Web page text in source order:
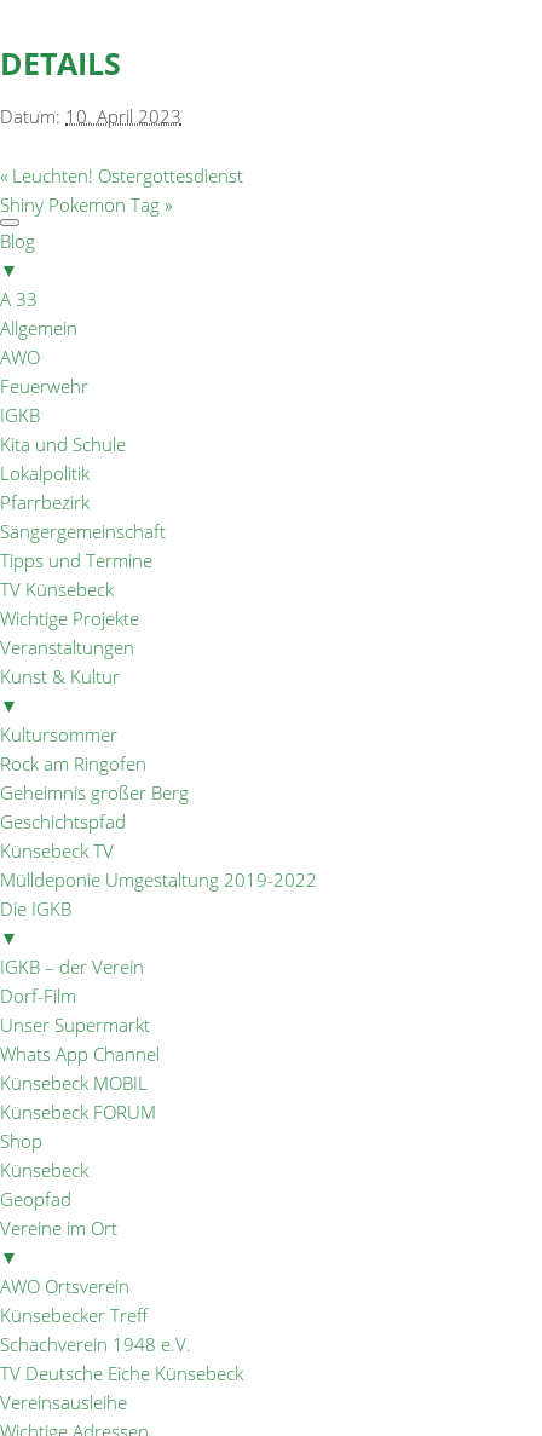
DETAILS
Datum: 10. April 2023
« Leuchten! Ostergottesdienst
Shiny Pokemon Tag »
Blog
▼
A 33
Allgemein
AWO
Feuerwehr
IGKB
Kita und Schule
Lokalpolitik
Pfarrbezirk
Sängergemeinschaft
Tipps und Termine
TV Künsebeck
Wichtige Projekte
Veranstaltungen
Kunst & Kultur
▼
Kultursommer
Rock am Ringofen
Geheimnis großer Berg
Geschichtspfad
Künsebeck TV
Mülldeponie Umgestaltung 2019-2022
Die IGKB
▼
IGKB – der Verein
Dorf-Film
Unser Supermarkt
Whats App Channel
Künsebeck MOBIL
Künsebeck FORUM
Shop
Künsebeck
Geopfad
Vereine im Ort
▼
AWO Ortsverein
Künsebecker Treff
Schachverein 1948 e.V.
TV Deutsche Eiche Künsebeck
Vereinsausleihe